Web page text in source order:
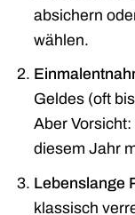
absichern
wählen.
Geldes (oft
Aber
diesem Jahr
Lebenslange
klassisch